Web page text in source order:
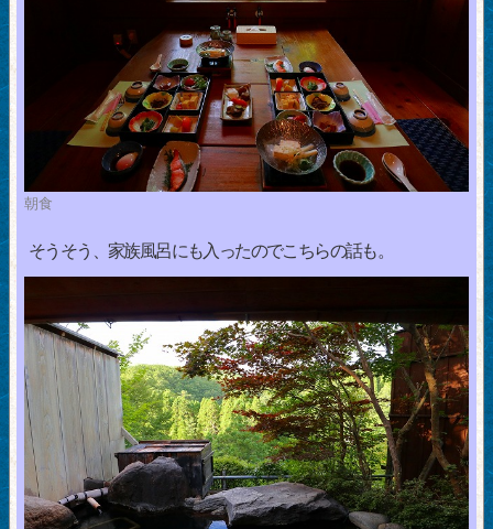
朝食
そうそう、家族風呂にも入ったのでこちらの話も。